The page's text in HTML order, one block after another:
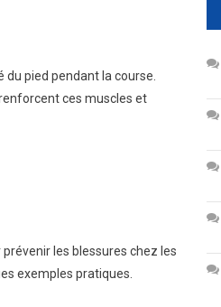
pied pendant la course.
ces muscles et
les blessures chez les
exemples pratiques.